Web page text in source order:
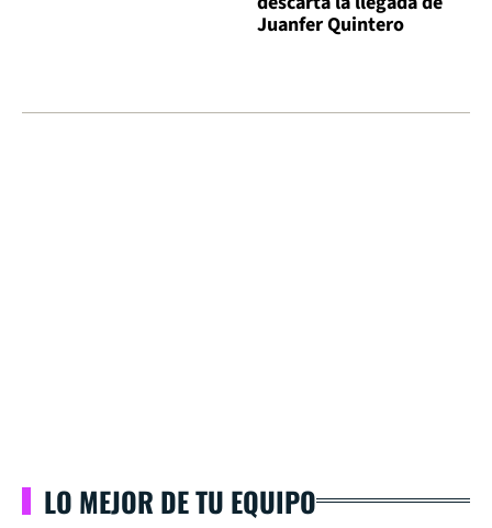
Juanfer Quintero
LO MEJOR DE TU EQUIPO